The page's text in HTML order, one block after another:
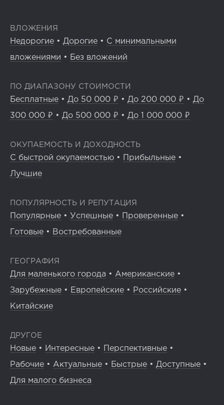
ВЛОЖЕНИЯ
Недорогие • Дорогие • С минимальными
вложениями • Без вложений
ПО ДИАПАЗОНУ СТОИМОСТИ
Бесплатные • До 50 000 ₽ • До 200 000 ₽ • До
300 000 ₽ • До 500 000 ₽ • До 1 000 000 ₽
ОКУПАЕМОСТЬ И ДОХОДНОСТЬ
С быстрой окупаемостью • Прибыльные •
Лучшие
ПОПУЛЯРНОСТЬ И РЕПУТАЦИЯ
Популярные • Успешные • Проверенные •
Готовые • Востребованные
ГЕОГРАФИЯ
Для маленького города • Американские •
Зарубежные • Европейские • Российские •
Китайские
ДРУГОЕ
Новые • Интересные • Перспективные •
Рабочие • Актуальные • Быстрые • Доступные •
Для малого бизнеса